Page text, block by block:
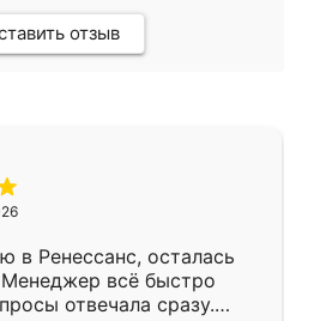
отзыв
в Ренессанс, осталась
всё быстро
отвечала сразу.